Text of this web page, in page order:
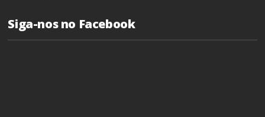
Siga-nos no Facebook